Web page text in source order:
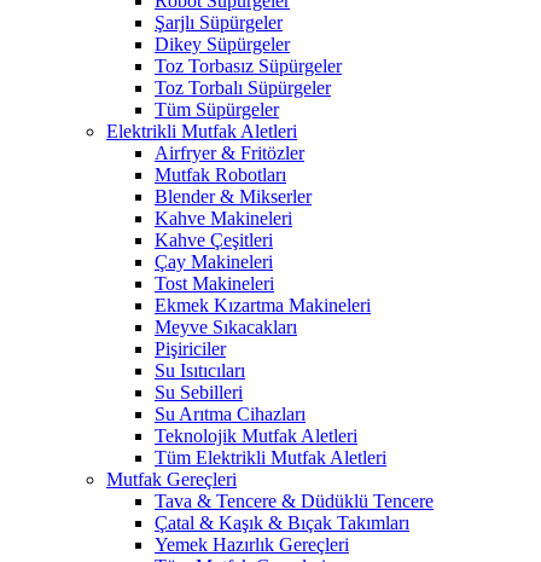
Şarjlı Süpürgeler
Dikey Süpürgeler
Toz Torbasız Süpürgeler
Toz Torbalı Süpürgeler
Tüm Süpürgeler
Elektrikli Mutfak Aletleri
Airfryer & Fritözler
Mutfak Robotları
Blender & Mikserler
Kahve Makineleri
Kahve Çeşitleri
Çay Makineleri
Tost Makineleri
Ekmek Kızartma Makineleri
Meyve Sıkacakları
Pişiriciler
Su Isıtıcıları
Su Sebilleri
Su Arıtma Cihazları
Teknolojik Mutfak Aletleri
Tüm Elektrikli Mutfak Aletleri
Mutfak Gereçleri
Tava & Tencere & Düdüklü Tencere
Çatal & Kaşık & Bıçak Takımları
Yemek Hazırlık Gereçleri